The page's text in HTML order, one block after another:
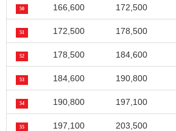
50 166,600 172,500
51 172,500 178,500
52 178,500 184,600
53 184,600 190,800
54 190,800 197,100
55 197,100 203,500